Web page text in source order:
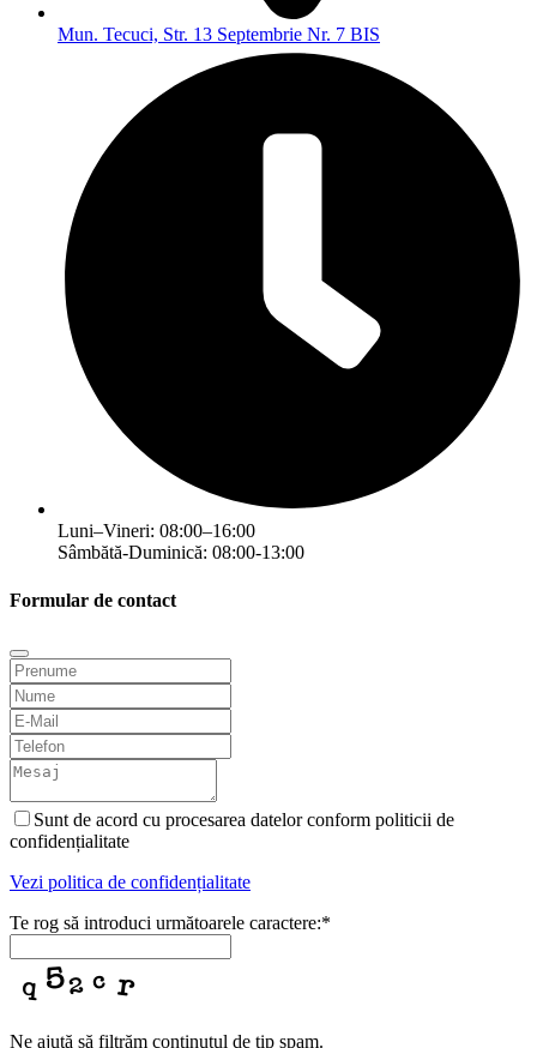
Mun. Tecuci, Str. 13 Septembrie Nr. 7 BIS
Luni–Vineri: 08:00–16:00
Sâmbătă-Duminică: 08:00-13:00
Formular de contact
Sunt de acord cu procesarea datelor conform politicii de
confidențialitate
Vezi politica de confidențialitate
Te rog să introduci următoarele caractere:*
Ne ajută să filtrăm conținutul de tip spam.